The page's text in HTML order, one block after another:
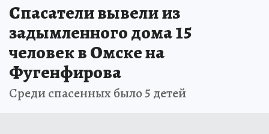
Спасатели вывели из
задымленного дома 15
человек в Омске на
Фугенфирова
Среди спасенных было 5 детей